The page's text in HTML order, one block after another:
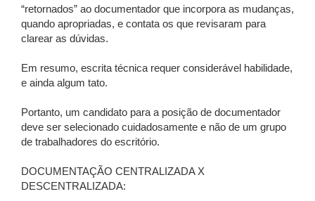
“retornados” ao documentador que incorpora as mudanças,
quando apropriadas, e contata os que revisaram para
clarear as dúvidas.
Em resumo, escrita técnica requer considerável habilidade,
e ainda algum tato.
Portanto, um candidato para a posição de documentador
deve ser selecionado cuidadosamente e não de um grupo
de trabalhadores do escritório.
DOCUMENTAÇÃO CENTRALIZADA X
DESCENTRALIZADA: